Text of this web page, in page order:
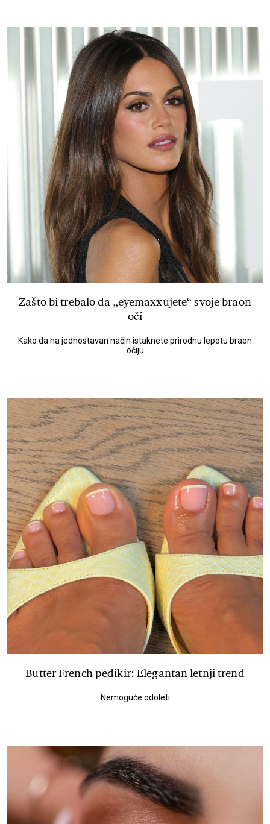
Zašto bi trebalo da „eyemaxxujete“ svoje braon
oči
Kako da na jednostavan način istaknete prirodnu lepotu braon
očiju
Butter French pedikir: Elegantan letnji trend
Nemoguće odoleti